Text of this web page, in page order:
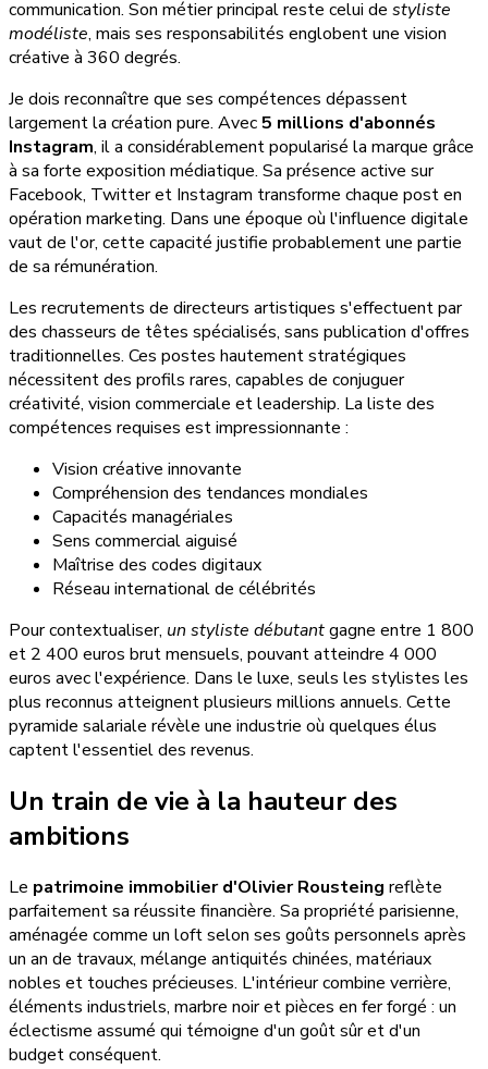
communication. Son métier principal reste celui de styliste
modéliste, mais ses responsabilités englobent une vision
créative à 360 degrés.
Je dois reconnaître que ses compétences dépassent
largement la création pure. Avec5 millions d'abonnés
Instagram, il a considérablement popularisé la marque grâce
à sa forte exposition médiatique. Sa présence active sur
Facebook, Twitter et Instagram transforme chaque post en
opération marketing. Dans une époque où l'influence digitale
vaut de l'or, cette capacité justifie probablement une partie
de sa rémunération.
Les recrutements de directeurs artistiques s'effectuent par
des chasseurs de têtes spécialisés, sans publication d'offres
traditionnelles. Ces postes hautement stratégiques
nécessitent des profils rares, capables de conjuguer
créativité, vision commerciale et leadership. La liste des
compétences requises est impressionnante :
Vision créative innovante
Compréhension des tendances mondiales
Capacités managériales
Sens commercial aiguisé
Maîtrise des codes digitaux
Réseau international de célébrités
Pour contextualiser, un styliste débutantgagne entre 1 800
et 2 400 euros brut mensuels, pouvant atteindre 4 000
euros avec l'expérience. Dans le luxe, seuls les stylistes les
plus reconnus atteignent plusieurs millions annuels. Cette
pyramide salariale révèle une industrie où quelques élus
captent l'essentiel des revenus.
Un train de vie à la hauteur des
ambitions
Le patrimoine immobilier d'Olivier Rousteing reflète
parfaitement sa réussite financière. Sa propriété parisienne,
aménagée comme un loft selon ses goûts personnels après
un an de travaux, mélange antiquités chinées, matériaux
nobles et touches précieuses. L'intérieur combine verrière,
éléments industriels, marbre noir et pièces en fer forgé : un
éclectisme assumé qui témoigne d'un goût sûr et d'un
budget conséquent.